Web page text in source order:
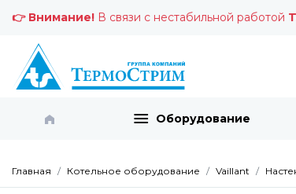
👉 Внимание! В связи с нестабильной работой
Оборудование
Главная Котельное оборудование Vaillant